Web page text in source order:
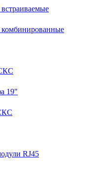
комбинированные
19"
RJ45